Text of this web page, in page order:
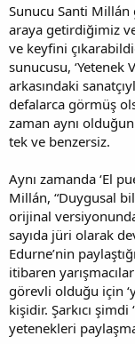
Sunucu Santi
araya getirdiğimiz
ve keyfini
sunucusu, ‘Yetenek
arkasındaki
defalarca görmüş
zaman aynı
tek ve benzersiz.
Aynı zamanda ‘El
Millán, “Duygusal
orijinal
sayıda jüri olarak
Edurne’nin
itibaren
görevli olduğu için
kişidir. Şarkıcı
yetenekleri